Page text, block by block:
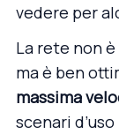
vedere per
La rete non
ma è ben
massima
scenari